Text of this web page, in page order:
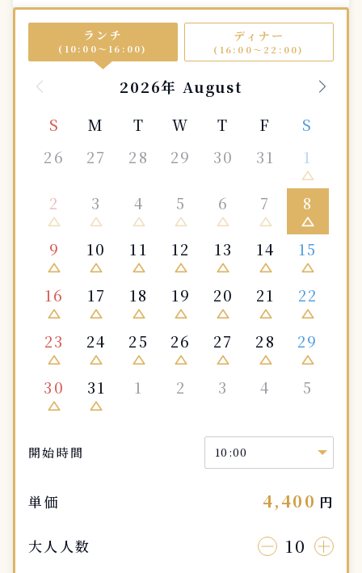
ランチ
(10:00〜16:00)
ディナー
(16:00〜22:00)
2026年 August
S
M T W T F
S
26
27 28 29 30 31 1
change_history
2
change_history
3
change_history
4
change_history
5
change_history
6
change_history
7
change_history
8
change_history
9
change_history
10
change_history
11
change_history
12
change_history
13
change_history
14
change_history
15
change_history
16
change_history
17
change_history
18
change_history
19
change_history
20
change_history
21
change_history
22
change_history
23
change_history
24
change_history
25
change_history
26
change_history
27
change_history
28
change_history
29
change_history
30
change_history
31
change_history
1 2 3 4 5
開始時間
単価 4,400 円
大人人数 10